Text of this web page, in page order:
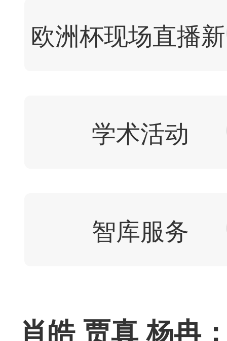
欧洲杯现场直播
学术活动
智库服务
肖皓 贾真 杨冉